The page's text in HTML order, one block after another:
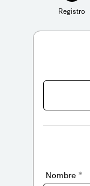
Registro
Nombre *